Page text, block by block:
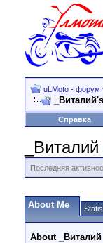
uLMoto - форум
Справка
_Виталий
Последняя
About Me
About _Виталий